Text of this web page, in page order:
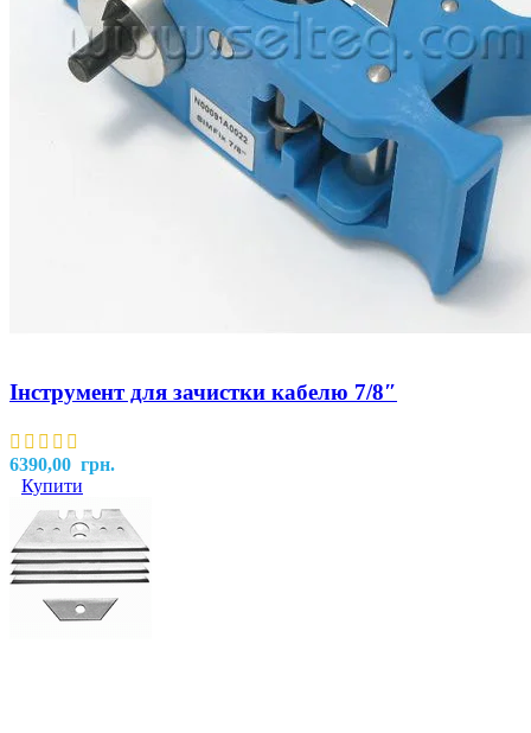
Інструмент для зачистки кабелю 7/8″
6390,00 грн.
Купити